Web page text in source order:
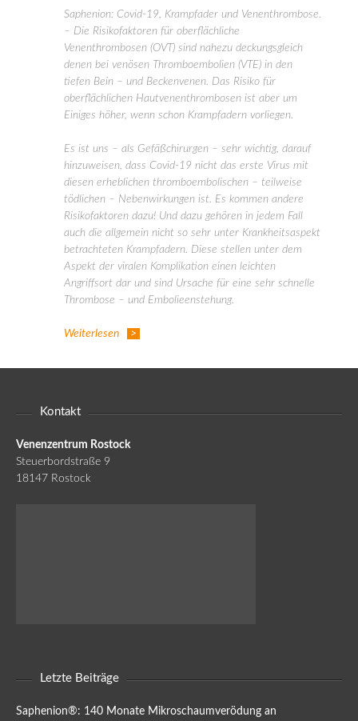
Saphenion: Covid-19, Krampfader und Venenthrombose.
– Die Risikofaktoren für oberflächliche
Venenthrombosen (OVT) sind nahezu deckungsgleich
denen bei venösen Thromboembolien (VTE) in den
tiefen Bein – und Beckenvenen. Das Risiko für
oberflächlichen Hautvenenthrombosen ist aber um
Einiges höher, wenn schon Krampfadern vorliegen.
Es ist uns – als Gefäßchirurgen – sehr wichtig, darauf
hinzuweisen, dass Covid-19 nicht das erste Virus mit
diesen erheblichen thromboembolischen – teilweise
tödlichen – Nebenwirkungen ist. Es kommen andere
Risikofaktoren dazu! Und dazu gehören in jedem Fall
auch die allgemein nicht so sehr unter Krankheitsaspekt
betrachteten Krampfadern. Diese stellen unter dem
Aspekt der viralen Komplikation einen leichten
Angriffsort dar und sind Ursache für eine sehr schnelle
Thrombose – und Embolieenstehung.
Weiterlesen
Kontakt
Venenzentrum Rostock
Steuerbordstraße 9
18147 Rostock
Letzte Beiträge
Saphenion®: 140 Monate Mikroschaumverödung an